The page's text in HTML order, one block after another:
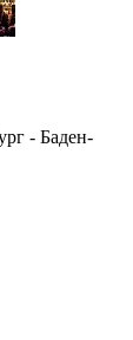
- Баден-